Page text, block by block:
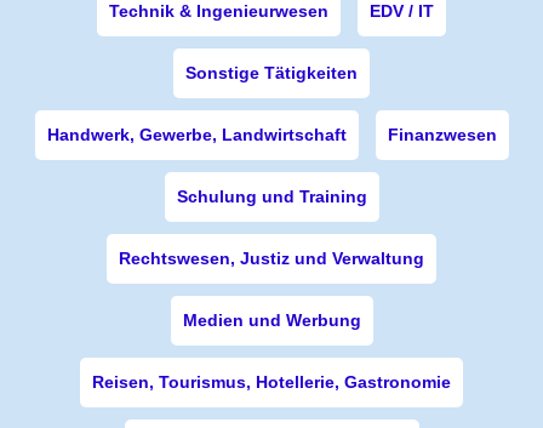
Technik & Ingenieurwesen EDV / IT
Sonstige Tätigkeiten
Handwerk, Gewerbe, Landwirtschaft Finanzwesen
Schulung und Training
Rechtswesen, Justiz und Verwaltung
Medien und Werbung
Reisen, Tourismus, Hotellerie, Gastronomie